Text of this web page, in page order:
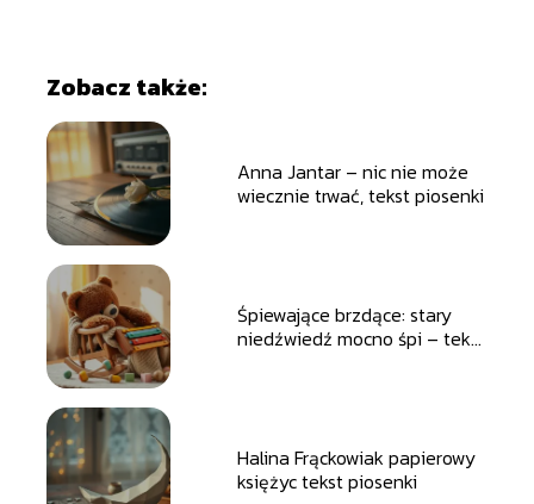
Zobacz także:
Anna Jantar – nic nie może
wiecznie trwać, tekst piosenki
Śpiewające brzdące: stary
niedźwiedź mocno śpi – tekst
Halina Frąckowiak papierowy
księżyc tekst piosenki